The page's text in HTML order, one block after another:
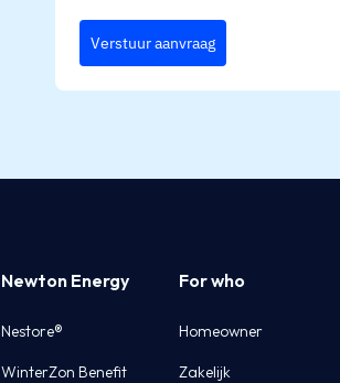
Verstuur aanvraag
Newton Energy
Nestore®
WinterZon Benefit
For who
Homeowner
Zakelijk